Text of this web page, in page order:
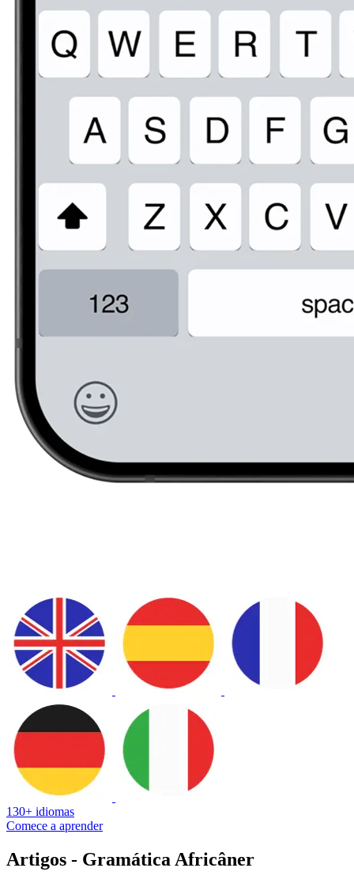
130+ idiomas
Comece a aprender
Artigos - Gramática Africâner